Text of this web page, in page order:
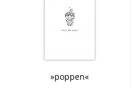
»poppen«